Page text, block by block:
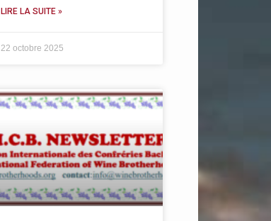
LIRE LA SUITE »
22 octobre 2025